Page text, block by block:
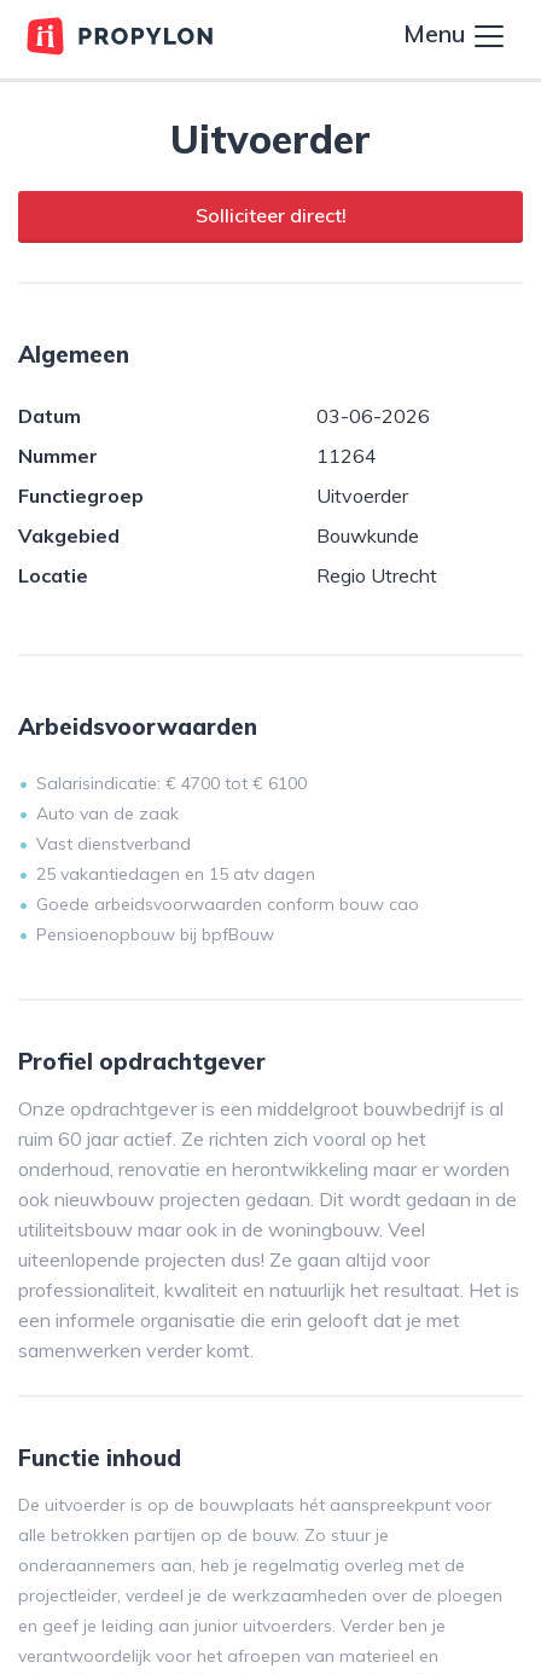
Menu
Uitvoerder
Solliciteer direct!
Algemeen
Datum
03-06-2026
Nummer
11264
Functiegroep
Uitvoerder
Vakgebied
Bouwkunde
Locatie
Regio Utrecht
Arbeidsvoorwaarden
Salarisindicatie: € 4700 tot € 6100
Auto van de zaak
Vast dienstverband
25 vakantiedagen en 15 atv dagen
Goede arbeidsvoorwaarden conform bouw cao
Pensioenopbouw bij bpfBouw
Profiel opdrachtgever
Onze opdrachtgever is een middelgroot bouwbedrijf is al
ruim 60 jaar actief. Ze richten zich vooral op het
onderhoud, renovatie en herontwikkeling maar er worden
ook nieuwbouw projecten gedaan. Dit wordt gedaan in de
utiliteitsbouw maar ook in de woningbouw. Veel
uiteenlopende projecten dus! Ze gaan altijd voor
professionaliteit, kwaliteit en natuurlijk het resultaat. Het is
een informele organisatie die erin gelooft dat je met
samenwerken verder komt.
Functie inhoud
De uitvoerder is op de bouwplaats hét aanspreekpunt voor
alle betrokken partijen op de bouw. Zo stuur je
onderaannemers aan, heb je regelmatig overleg met de
projectleider, verdeel je de werkzaamheden over de ploegen
en geef je leiding aan junior uitvoerders. Verder ben je
verantwoordelijk voor het afroepen van materieel en